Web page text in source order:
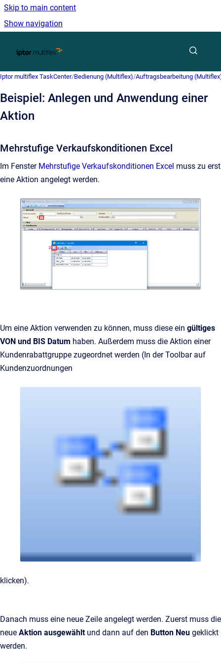
Skip to main content
Show navigation
Iptor multiflex TaskCenter/Bedienung (Multiflex)/Auftragsbearbeitung
Beispiel: Anlegen und Anwendung einer
Aktion
Mehrstufige Verkaufskonditionen Excel
Im Fenster Mehrstufige Verkaufskonditionen Excel muss zu erst
eine Aktion angelegt werden.
Um eine Aktion verwenden zu können, muss diese ein gültiges
VON und BIS Datum haben. Außerdem muss die Aktion einer
Kundenrabattgruppe zugeordnet werden (In der Toolbar auf
Kundenzuordnungen
klicken).
Danach muss eine neue Zeile angelegt werden. Zuerst muss die
neue Aktion ausgewähltund dann auf den Button Neu geklickt
werden.